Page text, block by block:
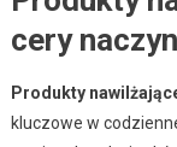
cery
Produkty
kluczowe w